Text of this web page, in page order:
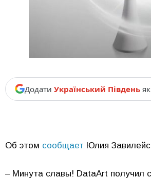
Додати Український Південь
Об этом сообщает Юлия
– Минута славы! DataArt получил